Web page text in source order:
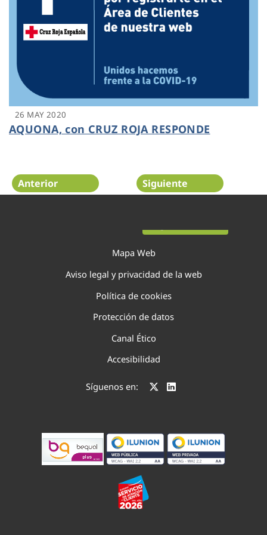
26 MAY 2020
AQUONA, con CRUZ ROJA RESPONDE
Anterior Siguiente
Mapa Web
Aviso legal y privacidad de la web
Política de cookies
Protección de datos
Canal Ético
Accesibilidad
Síguenos en: